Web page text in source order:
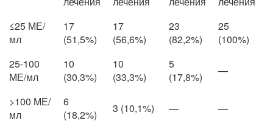
≤25 МЕ/
мл
17
(51,5%)
17
(56,6%)
23
(82,2%)
25
(100%)
25-100
МЕ/мл
10
(30,3%)
10
(33,3%)
5
(17,8%)
—
>100 МЕ/
мл
6
(18,2%)
3 (10,1%) —
—